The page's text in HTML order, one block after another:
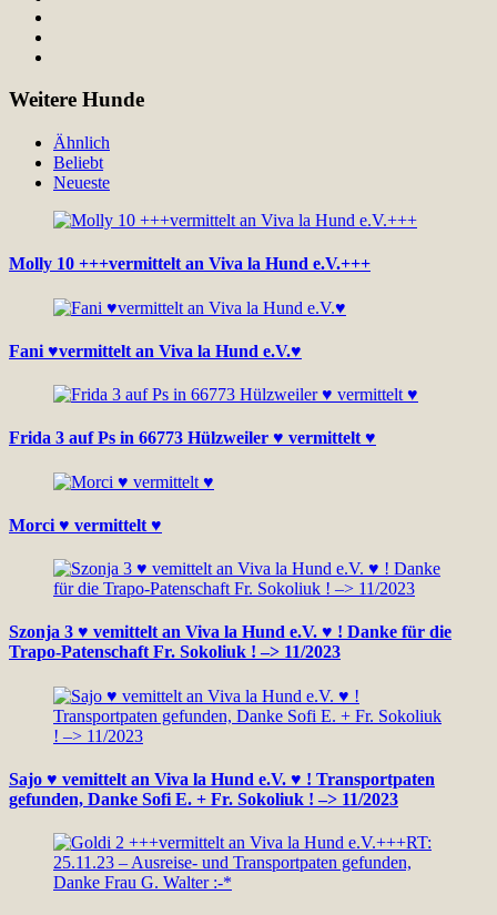
Weitere Hunde
Ähnlich
Beliebt
Neueste
Molly 10 +++vermittelt an Viva la Hund e.V.+++
Fani ♥vermittelt an Viva la Hund e.V.♥
Frida 3 auf Ps in 66773 Hülzweiler ♥ vermittelt ♥
Morci ♥ vermittelt ♥
Szonja 3 ♥ vemittelt an Viva la Hund e.V. ♥ ! Danke für die
Trapo-Patenschaft Fr. Sokoliuk ! –> 11/2023
Sajo ♥ vemittelt an Viva la Hund e.V. ♥ ! Transportpaten
gefunden, Danke Sofi E. + Fr. Sokoliuk ! –> 11/2023